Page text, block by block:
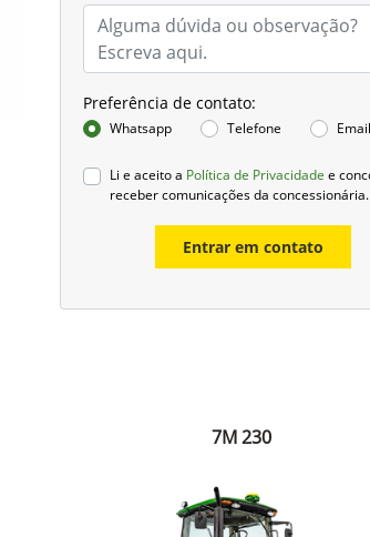
Preferência de contato:
Whatsapp Telefone Email
Li e aceito aPolítica de Privacidade
receber comunicações da concessionária.
7M 230